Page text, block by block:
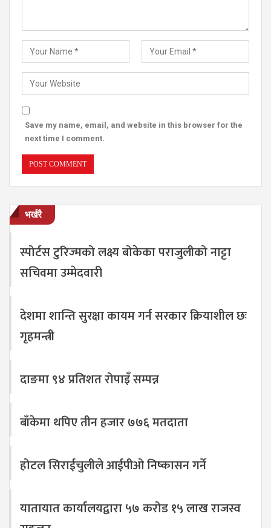
Save my name, email, and website in this browser for the
next time I comment.
भर्खरै
स्पोर्टस टुरिज्मको लक्ष्य बोकेका पराजुलीको नाट्टा
सचिवमा उम्मेदवारी
देशमा शान्ति सुरक्षा कायम गर्न सरकार क्रियाशील छः
गृहमन्त्री
दाङमा ९४ प्रतिशत रोपाइँ सम्पन्न
बाँकेमा थपिए तीन हजार ७७६ मतदाता
होटल सिराईचुलीले आईपीओ निष्कासन गर्ने
यातायात कार्यालयद्वारा ५७ करोड १५ लाख राजस्व